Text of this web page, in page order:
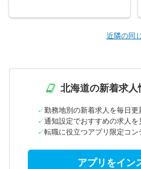
近隣の同
北海道の新着求
勤務地別の新着求人を毎日更
通知設定でおすすめの求人を
転職に役立つアプリ限定コン
アプリをイン